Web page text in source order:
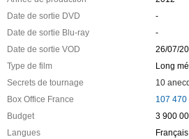
Date de sortie DVD
-
Date de sortie Blu-ray
-
Date de sortie VOD
26/07/
Type de film
Long
Secrets de tournage
10
Box Office France
107 470
Budget
3 900
Langues
Français